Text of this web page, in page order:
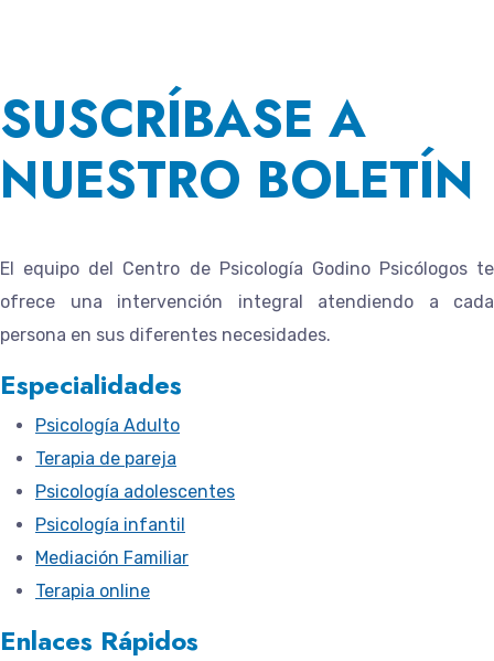
SUSCRÍBASE A
NUESTRO BOLETÍN
El equipo del Centro de Psicología Godino Psicólogoste
ofrece una intervención integral atendiendo a cada
persona en sus diferentes necesidades.
Especialidades
Psicología Adulto
Terapia de pareja
Psicología adolescentes
Psicología infantil
Mediación Familiar
Terapia online
Enlaces Rápidos